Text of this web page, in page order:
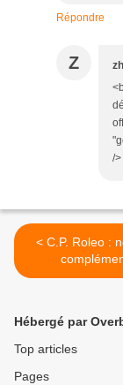
Répondre
Z
/
< C.P. Roleo : nouveaux
Hébergé par
Top articles
Pages